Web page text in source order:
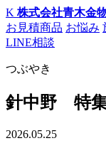
K 株式会社青木金
お見積商品 お悩み
LINE相談
つぶやき
針中野 特
2026.05.25